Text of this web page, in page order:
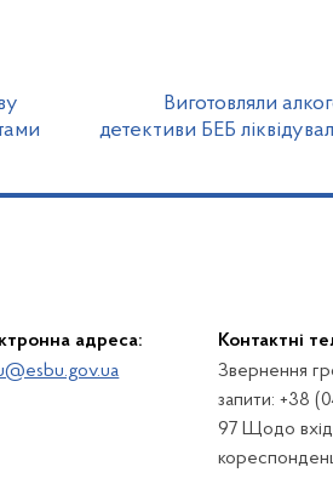
Виготовляли
детективи БЕБ
адреса:
Контактні
Звернення
запити: +38
97 Щодо